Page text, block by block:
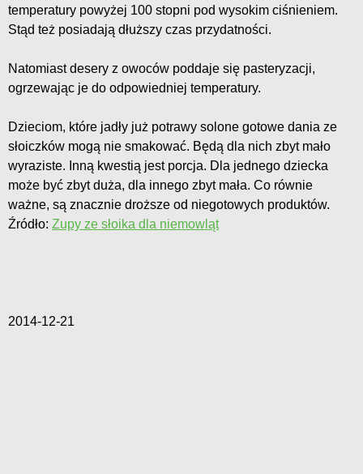
temperatury powyżej 100 stopni pod wysokim ciśnieniem.
Stąd też posiadają dłuższy czas przydatności.
Natomiast desery z owoców poddaje się pasteryzacji,
ogrzewając je do odpowiedniej temperatury.
Dzieciom, które jadły już potrawy solone gotowe dania ze
słoiczków mogą nie smakować. Będą dla nich zbyt mało
wyraziste. Inną kwestią jest porcja. Dla jednego dziecka
może być zbyt duża, dla innego zbyt mała. Co równie
ważne, są znacznie droższe od niegotowych produktów.
Źródło: Zupy ze słoika dla niemowląt
2014-12-21